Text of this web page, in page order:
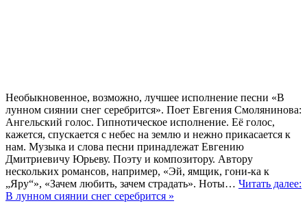
Необыкновенное, возможно, лучшее исполнение песни «В
лунном сиянии снег серебрится». Поет Евгения Смолянинова:
Ангельский голос. Гипнотическое исполнение. Её голос,
кажется, спускается с небес на землю и нежно прикасается к
нам. Музыка и слова песни принадлежат Евгению
Дмитриевичу Юрьеву. Поэту и композитору. Автору
нескольких романсов, например, «Эй, ямщик, гони-ка к
„Яру“», «Зачем любить, зачем страдать». Ноты… Читать далее:
В лунном сиянии снег серебрится »